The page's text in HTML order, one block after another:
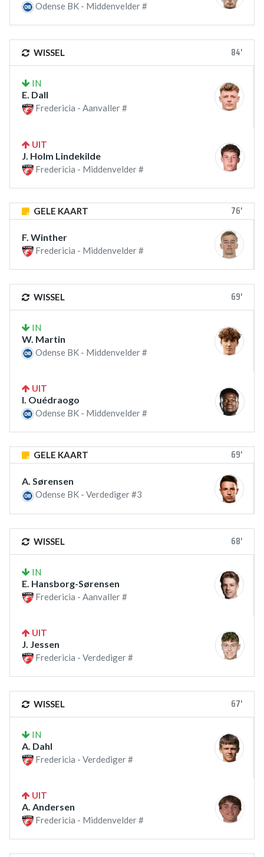
Odense BK - Middenvelder #
WISSEL 84'
IN
E. Dall
Fredericia - Aanvaller #
UIT
J. Holm Lindekilde
Fredericia - Middenvelder #
GELE KAART 76'
F. Winther
Fredericia - Middenvelder #
WISSEL 69'
IN
W. Martin
Odense BK - Middenvelder #
UIT
I. Ouédraogo
Odense BK - Middenvelder #
GELE KAART 69'
A. Sørensen
Odense BK - Verdediger #3
WISSEL 68'
IN
E. Hansborg-Sørensen
Fredericia - Aanvaller #
UIT
J. Jessen
Fredericia - Verdediger #
WISSEL 67'
IN
A. Dahl
Fredericia - Verdediger #
UIT
A. Andersen
Fredericia - Middenvelder #